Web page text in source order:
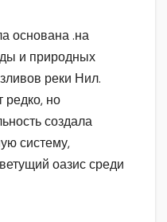
основана .на
и природных
реки Нил.
но
создала
систему,
оазис среди